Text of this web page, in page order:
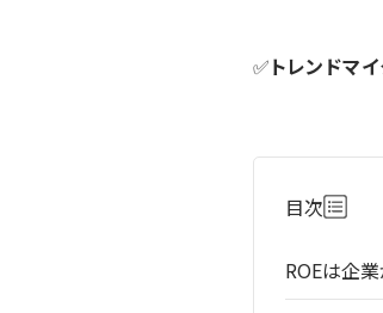
✅トレンドマ
目次
ROEは企